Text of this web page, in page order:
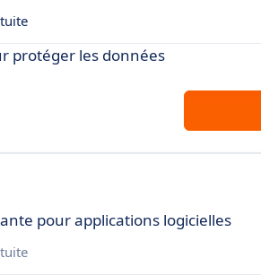
protéger les données
pour applications logicielles